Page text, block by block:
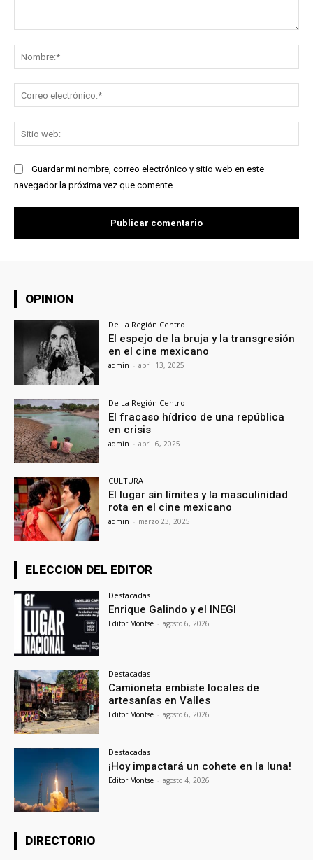
Guardar mi nombre, correo electrónico y sitio web en este
navegador la próxima vez que comente.
OPINION
De La Región Centro
El espejo de la bruja y la transgresión
en el cine mexicano
admin - abril 13, 2025
De La Región Centro
El fracaso hídrico de una república
en crisis
admin - abril 6, 2025
CULTURA
El lugar sin límites y la masculinidad
rota en el cine mexicano
admin - marzo 23, 2025
ELECCION DEL EDITOR
Destacadas
Enrique Galindo y el INEGI
Editor Montse - agosto 6, 2026
Destacadas
Camioneta embiste locales de
artesanías en Valles
Editor Montse - agosto 6, 2026
Destacadas
¡Hoy impactará un cohete en la luna!
Editor Montse - agosto 4, 2026
DIRECTORIO